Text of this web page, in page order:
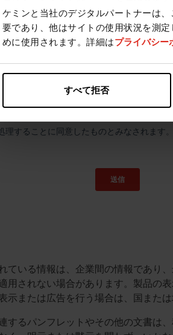
ケミンと当社のデジタルパートナーは
要であり、他はサイトの使用状況を測
めに使用されます。詳細はプライバシー
すべて拒否
ている情報は、企業間の情報であり
用されない場合があります。製品の
示または広告を行う場合は、国また
するパンフレットやその他の文書は